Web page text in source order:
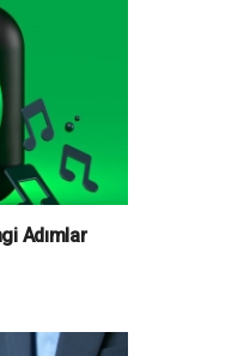
Adımlar